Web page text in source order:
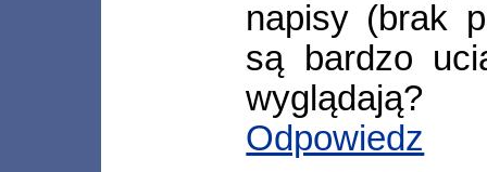
napisy (brak
są bardzo
wyglądają?
Odpowiedz